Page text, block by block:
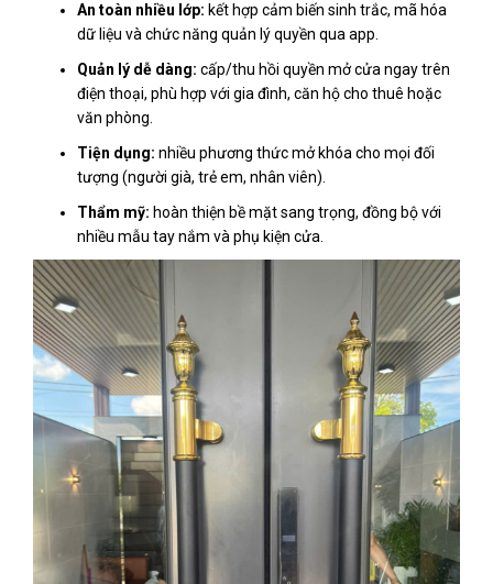
An toàn nhiều lớp: kết hợp cảm biến sinh trắc, mã hóa
dữ liệu và chức năng quản lý quyền qua app.
Quản lý dễ dàng: cấp/thu hồi quyền mở cửa ngay trên
điện thoại, phù hợp với gia đình, căn hộ cho thuê hoặc
văn phòng.
Tiện dụng: nhiều phương thức mở khóa cho mọi đối
tượng (người già, trẻ em, nhân viên).
Thẩm mỹ: hoàn thiện bề mặt sang trọng, đồng bộ với
nhiều mẫu tay nắm và phụ kiện cửa.